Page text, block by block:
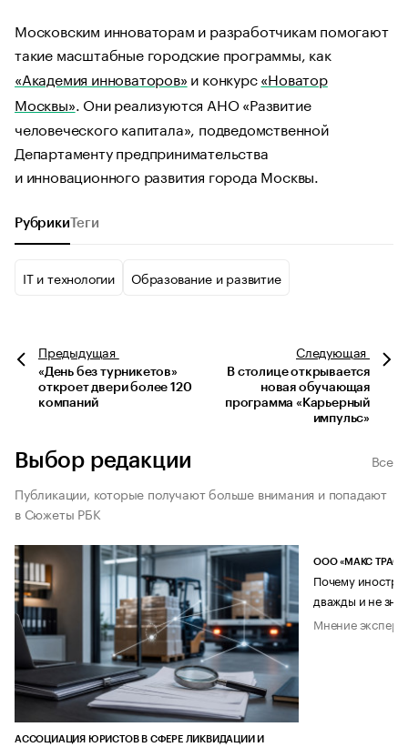
Московским инноваторам и разработчикам помогают
такие масштабные городские программы, как
«Академия инноваторов» и конкурс«Новатор
Москвы». Они реализуются АНО «Развитие
человеческого капитала», подведомственной
Департаменту предпринимательства
и инновационного развития города Москвы.
Рубрики Теги
IT и технологии Образование и развитие
Предыдущая
«День без турникетов»
откроет двери более 120
компаний
Следующая
В столице открывается
новая обучающая
программа «Карьерный
импульс»
Выбор редакции
Все
Публикации, которые получают больше внимания и попадают
в Сюжеты РБК
АССОЦИАЦИЯ ЮРИСТОВ В СФЕРЕ ЛИКВИДАЦИИ И
ООО «МАКС ТРАСТ»
Почему
дважды и не
Мнение